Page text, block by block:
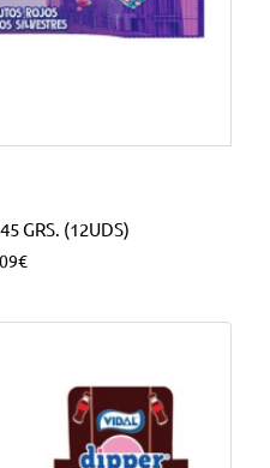
GRS. (12UDS)